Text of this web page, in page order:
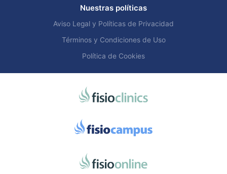
Nuestras políticas
Aviso Legal y Políticas de Privacidad
Términos y Condiciones de Uso
Política de Cookies